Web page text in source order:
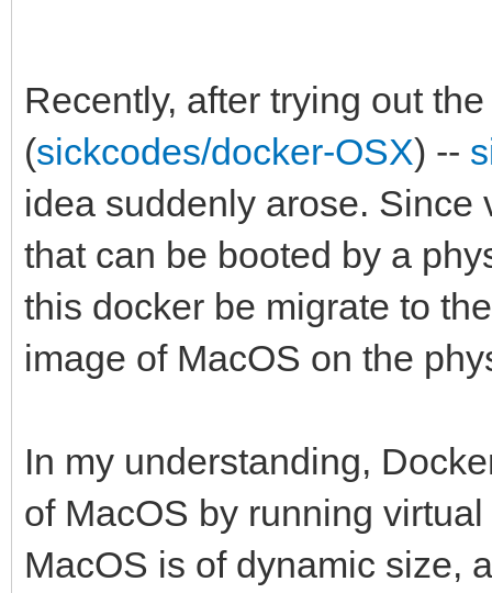
Recently, after trying out
(sickcodes/docker-OSX) --
idea suddenly arose. Since
that can be booted by a
this docker be migrate to
image of MacOS on the
In my understanding,
of MacOS by running
MacOS is of dynamic size,